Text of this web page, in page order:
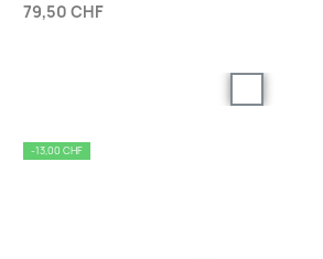
79,50 CHF
-13,00 CHF